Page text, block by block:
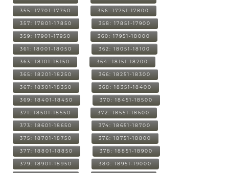
355: 17701-17750 356: 17751-17800
357: 17801-17850 358: 17851-17900
359: 17901-17950 360: 17951-18000
361: 18001-18050 362: 18051-18100
363: 18101-18150 364: 18151-18200
365: 18201-18250 366: 18251-18300
367: 18301-18350 368: 18351-18400
369: 18401-18450 370: 18451-18500
371: 18501-18550 372: 18551-18600
373: 18601-18650 374: 18651-18700
375: 18701-18750 376: 18751-18800
377: 18801-18850 378: 18851-18900
379: 18901-18950 380: 18951-19000